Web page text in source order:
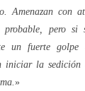
Amenazan con
pero si
un fuerte golpe
iniciar la
»